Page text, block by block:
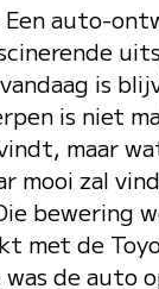
Een auto-
is
is niet
maar
mooi zal
bewering
met de
de auto